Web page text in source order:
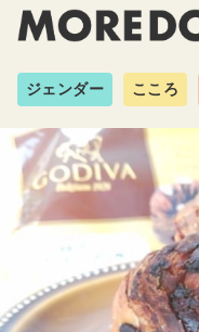
ジェンダー こころ